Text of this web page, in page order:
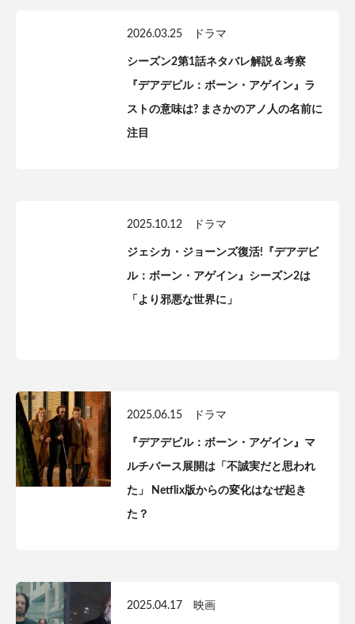
2026.03.25 ドラマ
シーズン2第1話ネタバレ解説＆考察
『デアデビル：ボーン・アゲイン』ラ
ストの意味は? まさかのアノ人の名前に
注目
2025.10.12 ドラマ
ジェシカ・ジョーンズ復活!『デアデビ
ル：ボーン・アゲイン』シーズン2は
「より邪悪な世界に」
2025.06.15 ドラマ
『デアデビル：ボーン・アゲイン』マ
ルチバース展開は「不誠実だと思われ
た」 Netflix版からの変化はなぜ起き
た？
2025.04.17 映画